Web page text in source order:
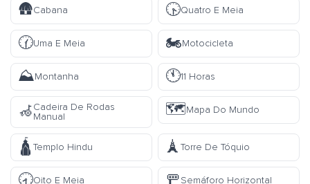
🛖Cabana 🕟Quatro E Meia
🕜Uma E Meia 🏍️Motocicleta
⛰️Montanha 🕚11 Horas
🦽Cadeira De Rodas
Manual
🗺️Mapa Do Mundo
🛕 Templo Hindu 🗼 Torre De Tóquio
🕣Oito E Meia 🚥Semáforo Horizontal